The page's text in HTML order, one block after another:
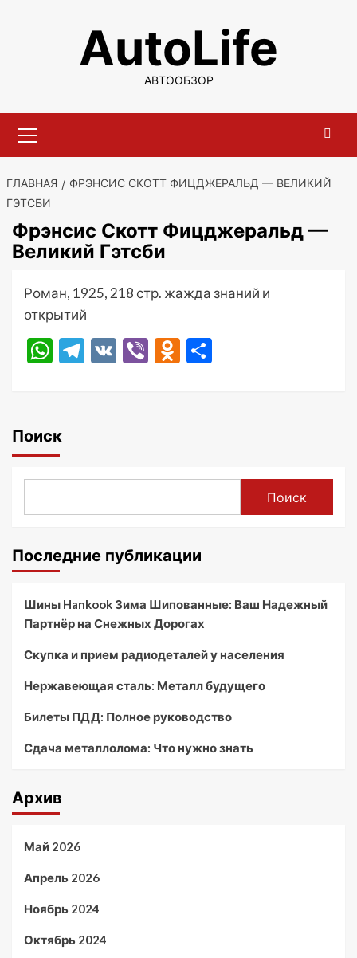
содержимомуAutoLife
АВТООБЗОР
меню
ГЛАВНАЯ
ФРЭНСИС СКОТТ ФИЦДЖЕРАЛЬД — ВЕЛИКИЙ
ГЭТСБИ
Фрэнсис Скотт Фицджеральд —
Великий Гэтсби
Роман, 1925, 218 стр. жажда знаний и
открытий
WhatsApp
Telegram
VK ViberOdnoklassniki
Поиск
Поиск
Последние публикации
Шины Hankook Зима Шипованные: Ваш Надежный
Партнёр на Снежных Дорогах
Скупка и прием радиодеталей у населения
Нержавеющая сталь: Металл будущего
Билеты ПДД: Полное руководство
Сдача металлолома: Что нужно знать
Архив
Май 2026
Апрель 2026
Ноябрь 2024
Октябрь 2024